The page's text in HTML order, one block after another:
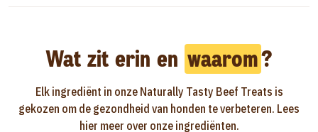
Wat zit erin en waarom?
Elk ingrediënt in onze Naturally Tasty Beef Treats is
gekozen om de gezondheid van honden te verbeteren. Lees
hier meer over onze ingrediënten.